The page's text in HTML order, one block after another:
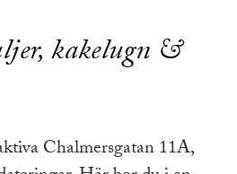
kakelugn &
Chalmersgatan 11A,